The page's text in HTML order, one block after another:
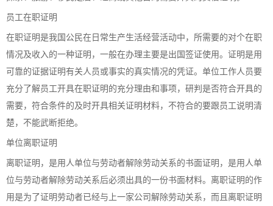
员工在职证明
在职证明是我国公民在日常生产生活经营活动中，所需要的对个在职
情况及收入的一种证明，一般在办理主要是出国签证使用。证明是用
可靠的证据证明有关人员或事实的真实情况的凭证。单位工作人员要
充分了解员工开具在职证明的充分理由和事项，研判是否符合开具的
需要，符合条件的及时开具相关证明材料，不符合的要跟员工说明清
楚，不能武断拒绝。
单位离职证明
离职证明，是用人单位与劳动者解除劳动关系的书面证明，是用人单
位与劳动者解除劳动关系后必须出具的一份书面材料。离职证明的作
用是为了证明劳动者已经与上一家公司解除劳动关系，而且离职证明